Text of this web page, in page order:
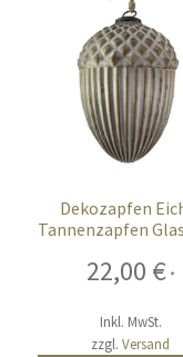
Dekozapfen
Tannenzapfen
22,00 € *
Inkl. MwSt.
zzgl.Versand